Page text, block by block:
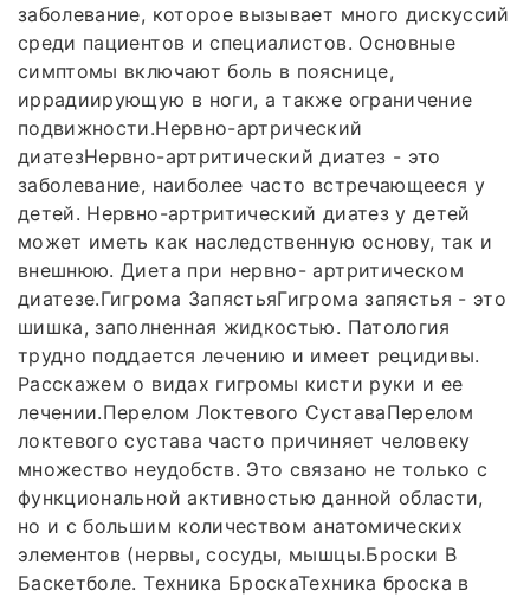
заболевание, которое вызывает много дискуссий
среди пациентов и специалистов. Основные
симптомы включают боль в пояснице,
иррадиирующую в ноги, а также ограничение
подвижности.Нервно-артрический
диатезНервно-артритический диатез - это
заболевание, наиболее часто встречающееся у
детей. Нервно-артритический диатез у детей
может иметь как наследственную основу, так и
внешнюю. Диета при нервно- артритическом
диатезе.Гигрома ЗапястьяГигрома запястья - это
шишка, заполненная жидкостью. Патология
трудно поддается лечению и имеет рецидивы.
Расскажем о видах гигромы кисти руки и ее
лечении.Перелом Локтевого СуставаПерелом
локтевого сустава часто причиняет человеку
множество неудобств. Это связано не только с
функциональной активностью данной области,
но и с большим количеством анатомических
элементов (нервы, сосуды, мышцы.Броски В
Баскетболе. Техника БроскаТехника броска в